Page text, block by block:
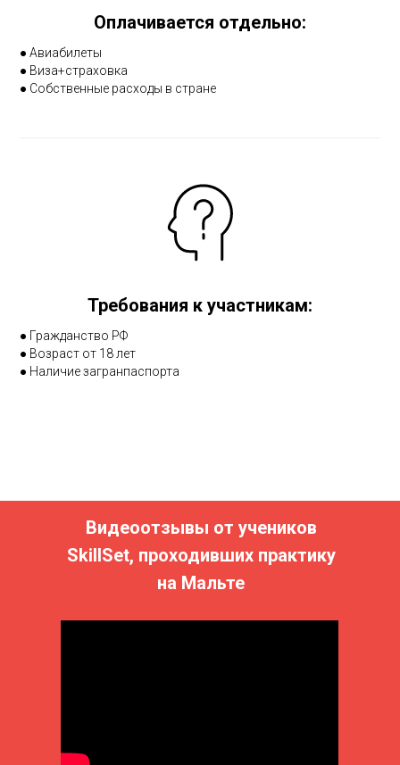
Оплачивается отдельно:
● Авиабилеты
● Виза+страховка
● Собственные расходы в стране
Требования к участникам:
● Гражданство РФ
● Возраст от 18 лет
● Наличие загранпаспорта
Видеоотзывы от учеников
SkillSet, проходивших практику
на Мальте